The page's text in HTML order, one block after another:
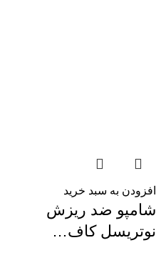
افزودن به سبد خرید
شامپو ضد ریزش
نوتریسل کاف…